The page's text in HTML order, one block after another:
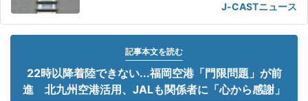
J-CASTニュース
記事本文を読む
22時以降着陸できない...福岡空港「門限問題」が前
進 北九州空港活用、JALも関係者に「心から感謝」